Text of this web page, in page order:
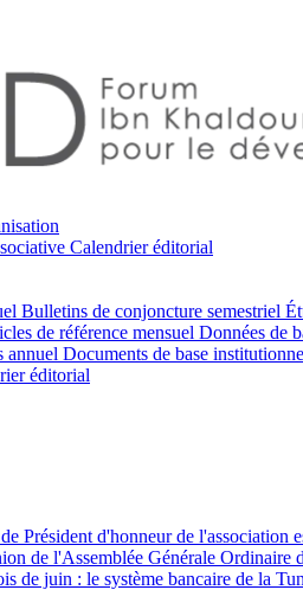
Calendrier éditorial
Bulletins de conjoncture semestriel
de référence mensuel Données de
annuel Documents de base
éditorial
Président d'honneur de
de l'Assemblée Générale
de juin : le système bancaire de la